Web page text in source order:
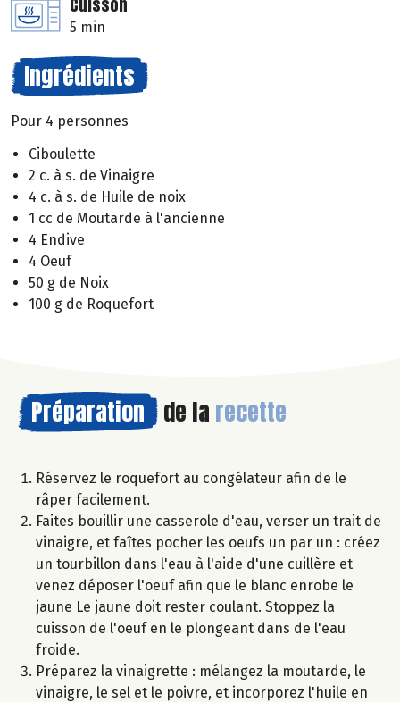
Cuisson
5 min
Ingrédients
Pour 4 personnes
Ciboulette
2 c. à s. de Vinaigre
4 c. à s. de Huile de noix
1 cc de Moutarde à l'ancienne
4 Endive
4 Oeuf
50 g de Noix
100 g de Roquefort
Préparation de la recette
Réservez le roquefort au congélateur afin de le
râper facilement.
Faites bouillir une casserole d'eau, verser un trait de
vinaigre, et faîtes pocher les oeufs un par un : créez
un tourbillon dans l'eau à l'aide d'une cuillère et
venez déposer l'oeuf afin que le blanc enrobe le
jaune Le jaune doit rester coulant. Stoppez la
cuisson de l'oeuf en le plongeant dans de l'eau
froide.
Préparez la vinaigrette : mélangez la moutarde, le
vinaigre, le sel et le poivre, et incorporez l'huile en